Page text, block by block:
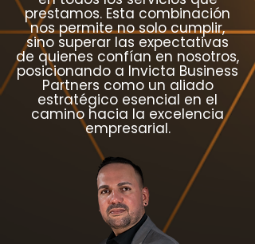
prestamos. Esta combinación
nos permite no solo cumplir,
sino superar las expectativas
de quienes confían en nosotros,
posicionando a Invicta Business
Partners como un aliado
estratégico esencial en el
camino hacia la excelencia
empresarial.